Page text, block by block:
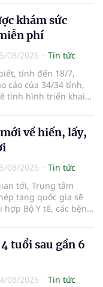
chào đời.
khám sức
phí
08/2026
Tin tức
tính đến 18/7,
cáo của 34/34 tỉnh,
tình hình triển khai
người, chiếm gần
nước đã được khám
kỳ năm nay.
về hiến, lấy,
08/2026
Tin tức
tới, Trung tâm
tạng quốc gia sẽ
Bộ Y tế, các bệnh
thông, hoàn thiện
môn và hệ thống
mô tạng.
tuổi sau gần 6
08/2026
Tin tức